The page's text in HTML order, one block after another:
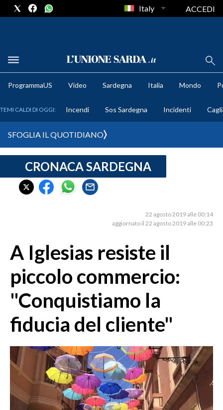
METEO
CRONACA SARDEGNA
CAGLIARI
SASSARI E PROVINCIA
GALLURA
NUORO E PROVINCIA
OGLIASTRA
AGENDA
ITALIA
MONDO
POLITICA
Italy ACCEDI
ProgrammaUS Video Sardegna Italia Mondo
TEMI CALDI DI OGGI: Incendi Sos Sardegna Incidenti
SFOGLIA IL QUOTIDIANO
CRONACA SARDEGNA
22 agosto 2019 alle 00:14
aggiornato il 22 agosto 2019 alle 00:23
A Iglesias resiste il
piccolo commercio:
"Conquistiamo la
fiducia del cliente"